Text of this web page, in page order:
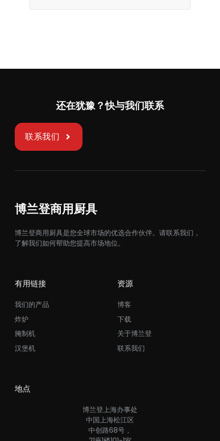
还在犹豫？快与我们联系
联系我们
博兰登商用厨具
博兰登商用厨具是您全球市场的优选合作伙伴。请联系我们，
了解我们如何帮助您提高市场地位。
有用链接
我们的产品
炸炉
腌制机
汉堡机
资源
博客
下载
关于博兰登
联系我们
地点
博兰登上海办事处
中国上海松江区
中创路68号，